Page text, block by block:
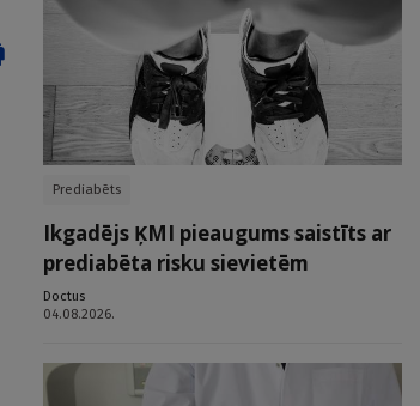
Prediabēts
Ikgadējs ĶMI pieaugums saistīts ar
prediabēta risku sievietēm
Doctus
04.08.2026.